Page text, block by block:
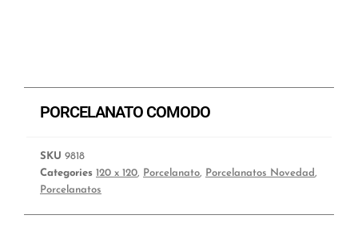
PORCELANATO COMODO
SKU 9818
Categories 120 x 120, Porcelanato, Porcelanatos Novedad,
Porcelanatos